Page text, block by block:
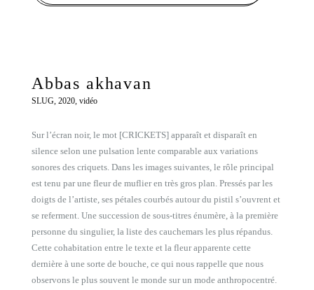
Abbas akhavan
SLUG, 2020, vidéo
Sur l’écran noir, le mot [CRICKETS] apparaît et disparaît en
silence selon une pulsation lente comparable aux variations
sonores des criquets. Dans les images suivantes, le rôle principal
est tenu par une fleur de muflier en très gros plan. Pressés par les
doigts de l’artiste, ses pétales courbés autour du pistil s’ouvrent et
se referment. Une succession de sous-titres énumère, à la première
personne du singulier, la liste des cauchemars les plus répandus.
Cette cohabitation entre le texte et la fleur apparente cette
dernière à une sorte de bouche, ce qui nous rappelle que nous
observons le plus souvent le monde sur un mode anthropocentré.